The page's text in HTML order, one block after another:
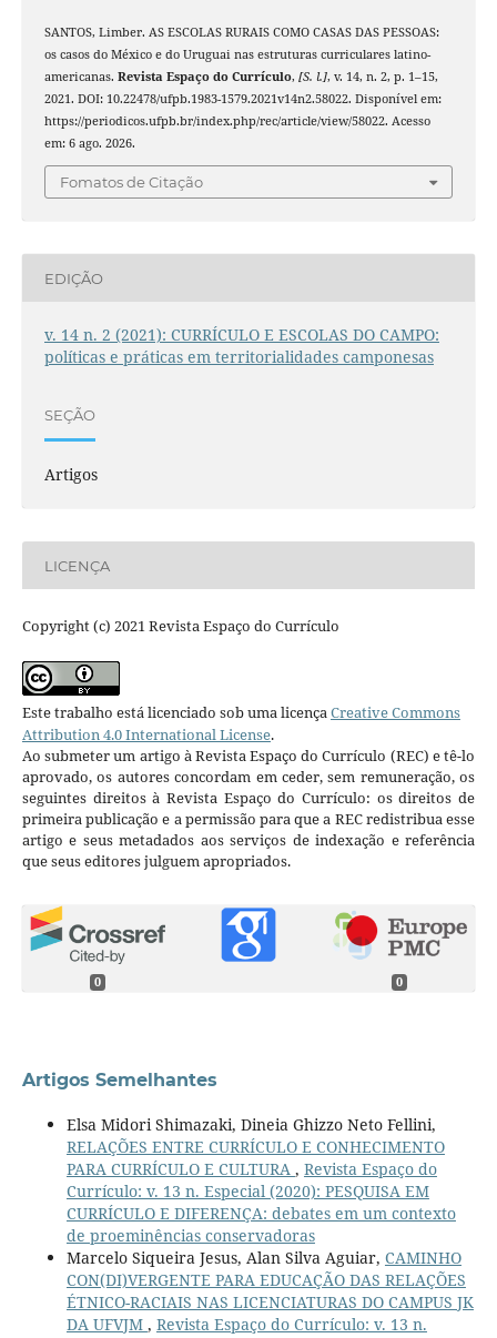
SANTOS, Limber. AS ESCOLAS RURAIS COMO CASAS DAS PESSOAS:
os casos do México e do Uruguai nas estruturas curriculares latino-
americanas. Revista Espaço do Currículo, [S. l.], v. 14, n. 2, p. 1–15,
2021. DOI: 10.22478/ufpb.1983-1579.2021v14n2.58022. Disponível em:
https://periodicos.ufpb.br/index.php/rec/article/view/58022. Acesso
em: 6 ago. 2026.
Fomatos de Citação
EDIÇÃO
v. 14 n. 2 (2021): CURRÍCULO E ESCOLAS DO CAMPO:
políticas e práticas em territorialidades camponesas
SEÇÃO
Artigos
LICENÇA
Copyright (c) 2021 Revista Espaço do Currículo
Este trabalho está licenciado sob uma licença Creative Commons
Attribution 4.0 International License.
Ao submeter um artigo à Revista Espaço do Currículo (REC) e tê-lo
aprovado, os autores concordam em ceder, sem remuneração, os
seguintes direitos à Revista Espaço do Currículo: os direitos de
primeira publicação e a permissão para que a REC redistribua esse
artigo e seus metadados aos serviços de indexação e referência
que seus editores julguem apropriados.
0 0
Artigos Semelhantes
Elsa Midori Shimazaki, Dineia Ghizzo Neto Fellini,
RELAÇÕES ENTRE CURRÍCULO E CONHECIMENTO
PARA CURRÍCULO E CULTURA , Revista Espaço do
Currículo: v. 13 n. Especial (2020): PESQUISA EM
CURRÍCULO E DIFERENÇA: debates em um contexto
de proeminências conservadoras
Marcelo Siqueira Jesus, Alan Silva Aguiar, CAMINHO
CON(DI)VERGENTE PARA EDUCAÇÃO DAS RELAÇÕES
ÉTNICO-RACIAIS NAS LICENCIATURAS DO CAMPUS JK
DA UFVJM , Revista Espaço do Currículo: v. 13 n.